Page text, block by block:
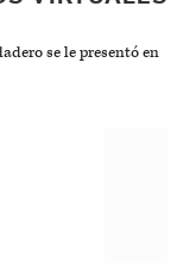
se le presentó en